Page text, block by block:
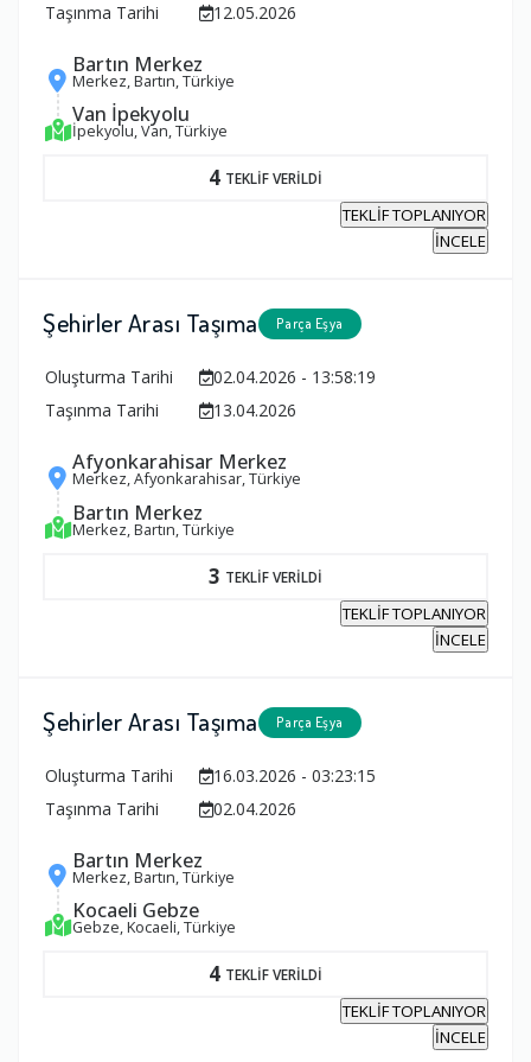
Taşınma Tarihi
12.05.2026
Bartın Merkez
Merkez, Bartın, Türkiye
Van İpekyolu
İpekyolu, Van, Türkiye
4 TEKLİF VERİLDİ
TEKLİF TOPLANIYOR
İNCELE
Şehirler Arası Taşıma Parça Eşya
Oluşturma Tarihi
02.04.2026 - 13:58:19
Taşınma Tarihi
13.04.2026
Afyonkarahisar Merkez
Merkez, Afyonkarahisar, Türkiye
Bartın Merkez
Merkez, Bartın, Türkiye
3 TEKLİF VERİLDİ
TEKLİF TOPLANIYOR
İNCELE
Şehirler Arası Taşıma Parça Eşya
Oluşturma Tarihi
16.03.2026 - 03:23:15
Taşınma Tarihi
02.04.2026
Bartın Merkez
Merkez, Bartın, Türkiye
Kocaeli Gebze
Gebze, Kocaeli, Türkiye
4 TEKLİF VERİLDİ
TEKLİF TOPLANIYOR
İNCELE